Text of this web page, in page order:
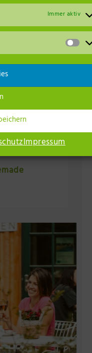
Immer aktiv
Impressum